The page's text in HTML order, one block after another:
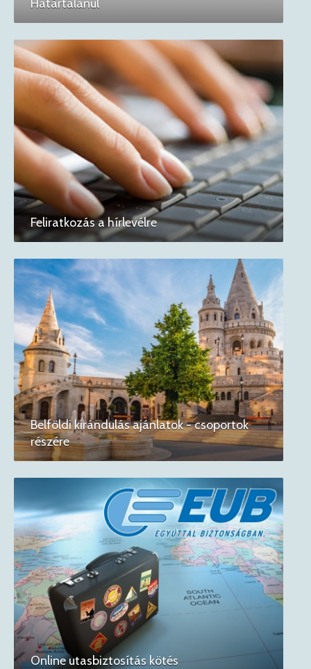
Határtalanul
Feliratkozás a hírlevélre
Belföldi kirándulás ajánlatok - csoportok
részére
Online utasbiztosítás kötés